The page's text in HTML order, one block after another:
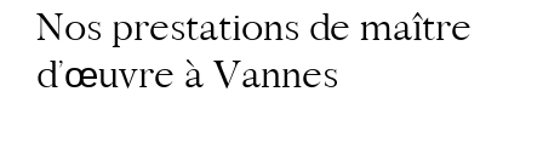
Nos prestations de maître
d’œuvre à Vannes